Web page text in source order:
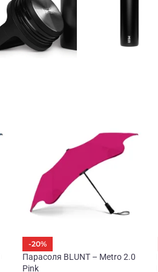
-20%
Парасоля BLUNT – Metro 2.0
Pink